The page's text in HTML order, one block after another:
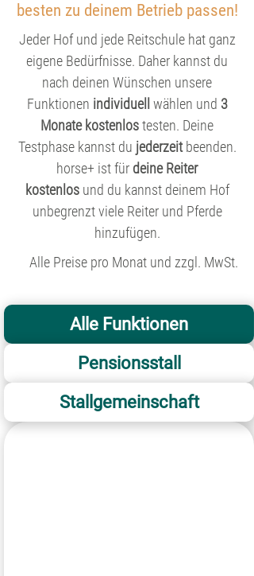
besten zu deinem Betrieb passen!
Jeder Hof und jede Reitschule hat ganz
eigene Bedürfnisse. Daher kannst du
nach deinen Wünschen unsere
Funktionen individuell wählen und 3
Monate kostenlostesten. Deine
Testphase kannst du jederzeit beenden.
horse+ ist für deine Reiter
kostenlosund du kannst deinem Hof
unbegrenzt viele Reiter und Pferde
hinzufügen.
Alle Preise pro Monat und zzgl. MwSt.
Alle Funktionen
Pensionsstall
Stallgemeinschaft